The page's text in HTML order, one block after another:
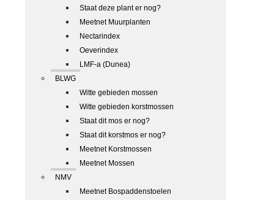
Staat deze plant er nog?
Meetnet Muurplanten
Nectarindex
Oeverindex
LMF-a (Dunea)
BLWG
Witte gebieden mossen
Witte gebieden korstmossen
Staat dit mos er nog?
Staat dit korstmos er nog?
Meetnet Korstmossen
Meetnet Mossen
NMV
Meetnet Bospaddenstoelen